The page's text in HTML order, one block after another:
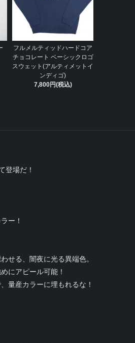
フルメルティッドハードコア
チョコレート ベーシックロゴ
スウェット(アルティメットイ
ンディゴ)
7,800円(税込)
登場だ！
ー！
せる、闇夜に光る異端色。
にアピール可能！
量産カラーに埋もれるな！